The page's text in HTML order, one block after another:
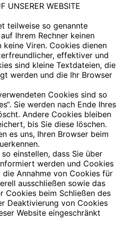
UNSERER WEBSITE
teilweise so genannte
Ihrem Rechner keinen
keine Viren. Cookies dienen
effektiver und
sind kleine Textdateien, die
werden und die Ihr Browser
Cookies sind so
Sie werden nach Ende Ihres
Andere Cookies bleiben
bis Sie diese löschen.
es uns, Ihren Browser beim
einstellen, dass Sie über
werden und Cookies
Annahme von Cookies für
ausschließen sowie das
Cookies beim Schließen des
Deaktivierung von Cookies
Website eingeschränkt